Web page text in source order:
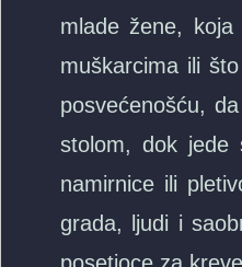
mlade žene,
muškarcima ili
posvećenošću,
stolom, dok jede
namirnice ili
grada, ljudi i